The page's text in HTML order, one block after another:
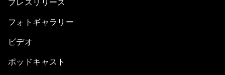
プレスリリース
フォトギャラリー
ビデオ
ポッドキャスト